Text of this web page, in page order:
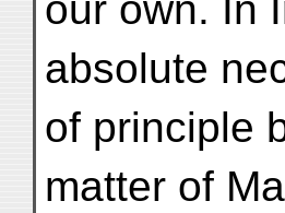
absolute
of principle
matter of